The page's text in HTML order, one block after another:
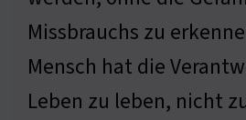
Missbrauchs zu
Mensch hat die
Leben zu leben, nicht